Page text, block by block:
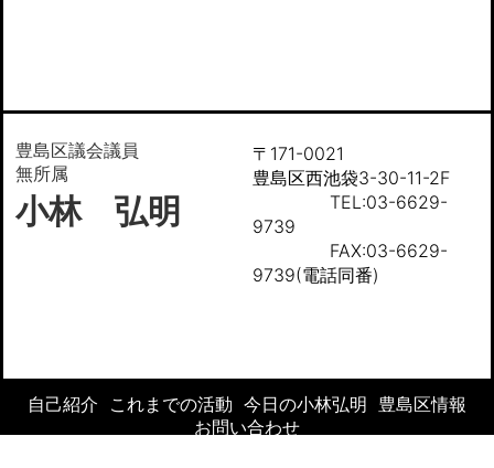
豊島区議会議員
無所属
小林 弘明
〒171-0021
豊島区西池袋3-30-11-2F
TEL:03-6629-
9739
FAX:03-6629-
9739(電話同番)
自己紹介 これまでの活動 今日の小林弘明 豊島区情報
お問い合わせ